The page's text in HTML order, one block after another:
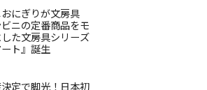
にぎりが文房具
ニの定番商品をモ
た文房具シリーズ
ート』誕生
定で脚光！日本初